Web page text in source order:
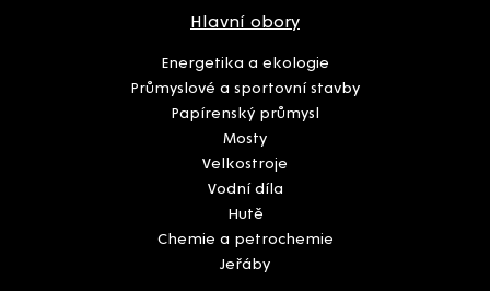
Hlavní obory
Energetika a ekologie
Průmyslové a sportovní stavby
Papírenský průmysl
Mosty
Velkostroje
Vodní díla
Hutě
Chemie a petrochemie
Jeřáby